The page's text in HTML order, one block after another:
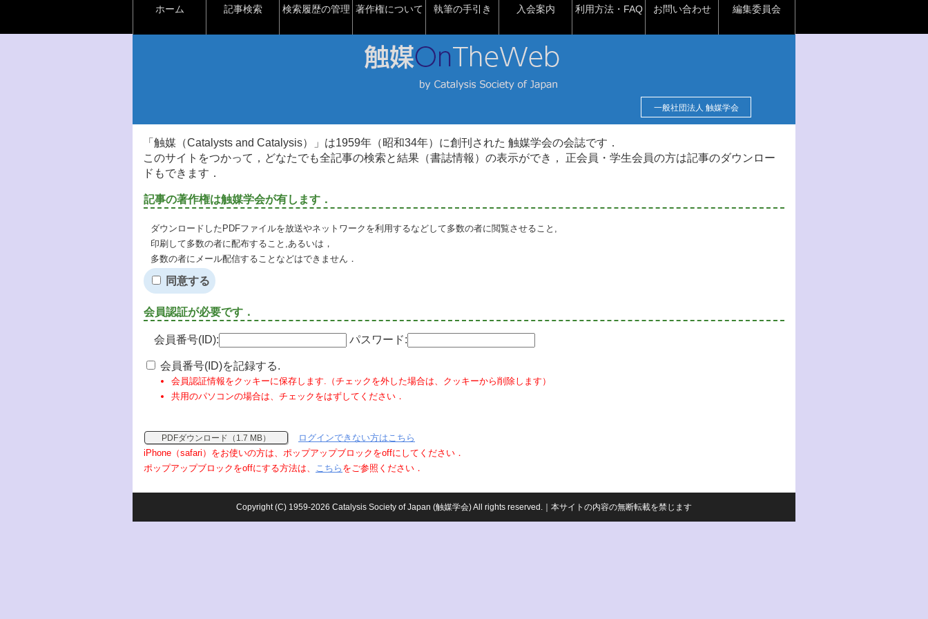
ホーム 記事検索 検索履歴の管理 著作権について 執筆の手引き 入会案内 利用方法・FAQ お問い合わせ 編集委員会
一般社団法人 触媒学会
「触媒（Catalysts and Catalysis）」は1959年（昭和34年）に創刊された 触媒学会の会誌です．
このサイトをつかって，どなたでも全記事の検索と結果（書誌情報）の表示ができ， 正会員・学生会員の方は記事のダウンロー
ドもできます．
記事の著作権は触媒学会が有します．
ダウンロードしたPDFファイルを放送やネットワークを利用するなどして多数の者に閲覧させること,
印刷して多数の者に配布すること,あるいは，
多数の者にメール配信することなどはできません．
同意する
会員認証が必要です．
会員番号(ID): パスワード:
会員番号(ID)を記録する.
会員認証情報をクッキーに保存します.（チェックを外した場合は、クッキーから削除します）
共用のパソコンの場合は、チェックをはずしてください．
PDFダウンロード（1.7 MB）
ログインできない方はこちら
iPhone（safari）をお使いの方は、ポップアップブロックをoffにしてください．
ポップアップブロックをoffにする方法は、 こちら をご参照ください．
Copyright (C) 1959-2026 Catalysis Society of Japan (触媒学会) All rights reserved.｜本サイトの内容の無断転載を禁じます